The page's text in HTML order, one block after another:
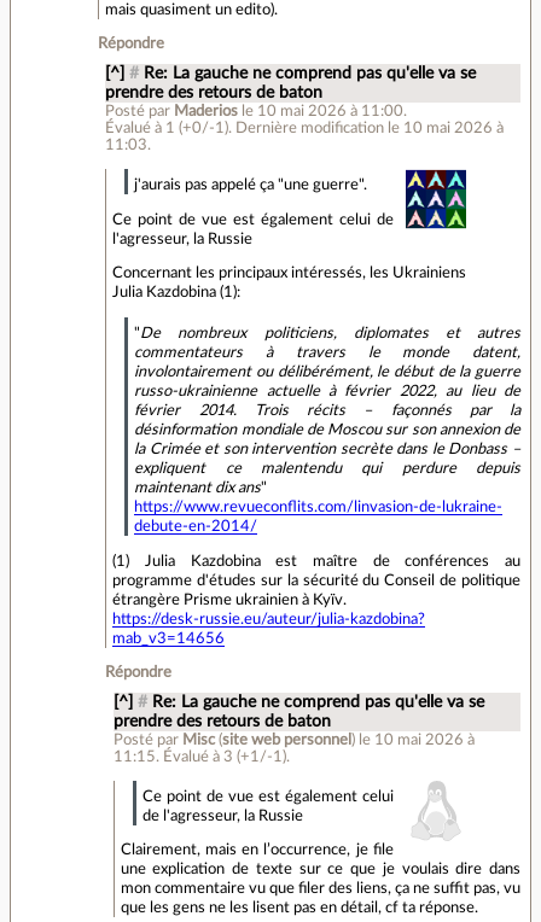
mais quasiment un edito).
Répondre
[^] # Re: La gauche ne comprend pas qu'elle va se
prendre des retours de baton
Posté par Maderios le 10 mai 2026 à 11:00.
Évalué à 1 (+0/-1). Dernière modification le 10 mai 2026 à
11:03.
j'aurais pas appelé ça "une guerre".
Ce point de vue est également celui de
l'agresseur, la Russie
Concernant les principaux intéressés, les Ukrainiens
Julia Kazdobina (1):
"De nombreux politiciens, diplomates et autres
commentateurs à travers le monde datent,
involontairement ou délibérément, le début de la guerre
russo-ukrainienne actuelle à février 2022, au lieu de
février 2014. Trois récits – façonnés par la
désinformation mondiale de Moscou sur son annexion de
la Crimée et son intervention secrète dans le Donbass –
expliquent ce malentendu qui perdure depuis
maintenant dix ans"
https://www.revueconflits.com/linvasion-de-lukraine-
debute-en-2014/
(1) Julia Kazdobina est maître de conférences au
programme d'études sur la sécurité du Conseil de politique
étrangère Prisme ukrainien à Kyïv.
https://desk-russie.eu/auteur/julia-kazdobina?
mab_v3=14656
Répondre
[^] # Re: La gauche ne comprend pas qu'elle va se
prendre des retours de baton
Posté par Misc(site web personnel ) le 10 mai 2026 à
11:15. Évalué à 3 (+1/-1).
Ce point de vue est également celui
de l'agresseur, la Russie
Clairement, mais en l’occurrence, je file
une explication de texte sur ce que je voulais dire dans
mon commentaire vu que filer des liens, ça ne suffit pas, vu
que les gens ne les lisent pas en détail, cf ta réponse.